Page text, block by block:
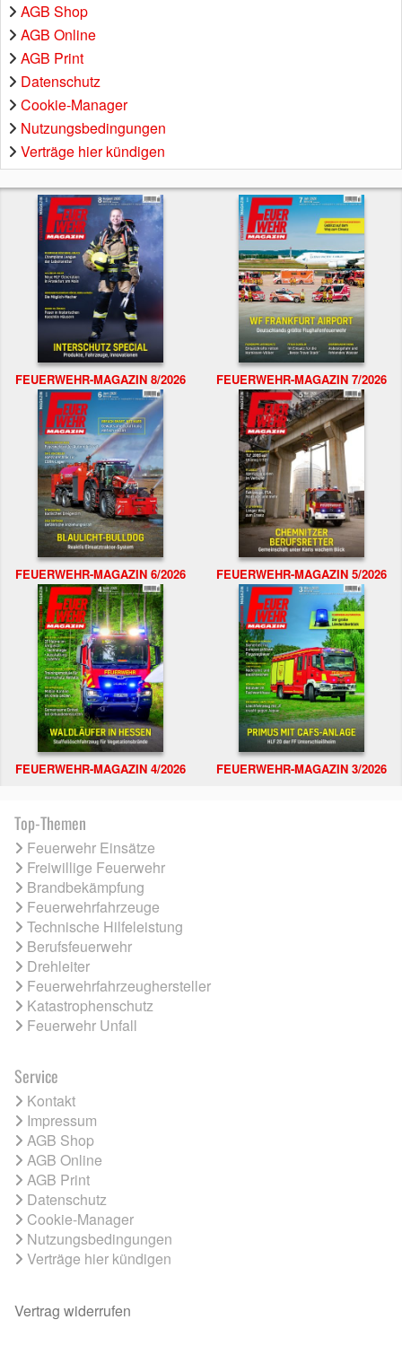
AGB Shop
AGB Online
AGB Print
Datenschutz
Cookie-Manager
Nutzungsbedingungen
Verträge hier kündigen
FEUERWEHR-MAGAZIN 8/2026 FEUERWEHR-MAGAZIN 7/2026
FEUERWEHR-MAGAZIN 6/2026 FEUERWEHR-MAGAZIN 5/2026
FEUERWEHR-MAGAZIN 4/2026 FEUERWEHR-MAGAZIN 3/2026
Top-Themen
Feuerwehr Einsätze
Freiwillige Feuerwehr
Brandbekämpfung
Feuerwehrfahrzeuge
Technische Hilfeleistung
Berufsfeuerwehr
Drehleiter
Feuerwehrfahrzeughersteller
Katastrophenschutz
Feuerwehr Unfall
Service
Kontakt
Impressum
AGB Shop
AGB Online
AGB Print
Datenschutz
Cookie-Manager
Nutzungsbedingungen
Verträge hier kündigen
Vertrag widerrufen